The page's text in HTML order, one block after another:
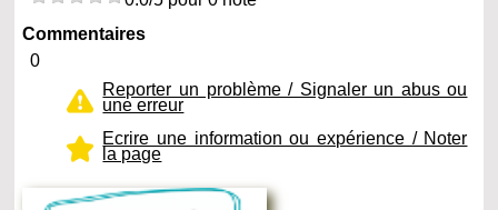
Commentaires
0
Reporter un problème / Signaler un abus ou
une erreur
Ecrire une information ou expérience / Noter
la page